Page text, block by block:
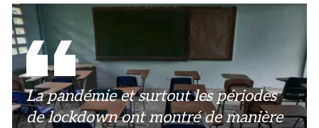
La pandémie et surtout les périodes
de lockdown ont montré de manière